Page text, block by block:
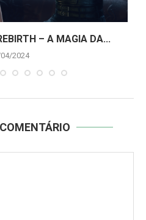
– A MAGIA DA...
2024